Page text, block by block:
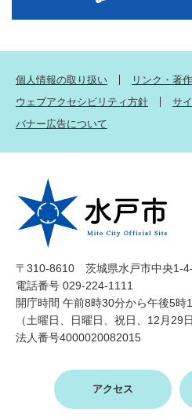
個人情報の取り扱い
リンク・著
ウェブアクセシビリティ方針
サ
バナー広告について
〒310-8610 茨城県水戸市中央1-
電話番号 029-224-1111
開庁時間 午前8時30分から午後5時
（土曜日、日曜日、祝日、12月29
法人番号4000020082015
アクセス